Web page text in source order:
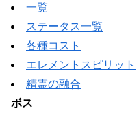
一覧
ステータス一覧
各種コスト
エレメントスピリット
精霊の融合
ボス